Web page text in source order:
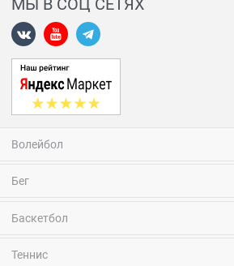
МЫ В СОЦ СЕТЯХ
Волейбол
Бег
Баскетбол
Теннис